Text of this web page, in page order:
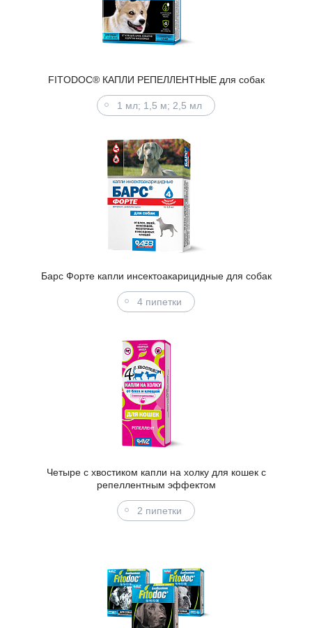
FITODOC® КАПЛИ РЕПЕЛЛЕНТНЫЕ для собак
1 мл; 1,5 м; 2,5 мл
Барс Форте капли инсектоакарицидные для собак
4 пипетки
Четыре с хвостиком капли на холку для кошек с
репеллентным эффектом
2 пипетки